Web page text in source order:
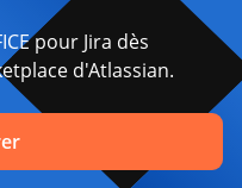
pour Jira dès
d'Atlassian.